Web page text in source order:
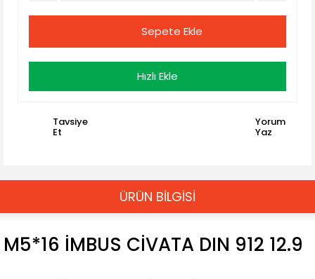
Sepete Ekle
Hızlı Ekle
Tavsiye
Et
Yorum
Yaz
ÜRÜN BİLGİSİ
M5*16 İMBUS CİVATA DIN 912 12.9